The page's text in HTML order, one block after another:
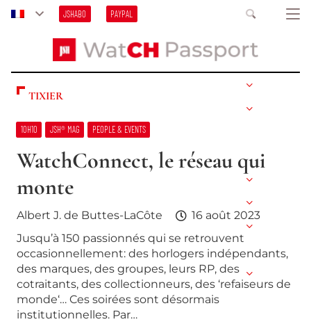
JSHABO PAYPAL
TIXIER
10H10 JSH® MAG PEOPLE & EVENTS
WatchConnect, le réseau qui
monte
Albert J. de Buttes-LaCôte
16 août 2023
Jusqu’à 150 passionnés qui se retrouvent
occasionnellement: des horlogers indépendants,
des marques, des groupes, leurs RP, des
cotraitants, des collectionneurs, des ‘refaiseurs de
monde‘… Ces soirées sont désormais
institutionnelles. Par…